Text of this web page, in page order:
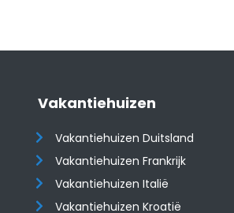
Vakantiehuizen
Vakantiehuizen Duitsland
Vakantiehuizen Frankrijk
Vakantiehuizen Italië
Vakantiehuizen Kroatië